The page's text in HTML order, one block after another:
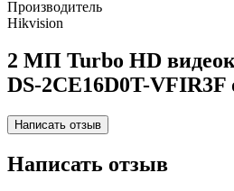
Производитель
Hikvision
2 МП Turbo HD
DS-2CE16D0T-
Написать отзыв